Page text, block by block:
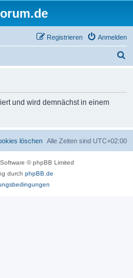
Anmelden
Registrieren
und wird demnächst in einem
Alle Zeiten sind UTC+02:00
löschen
© phpBB Limited
durch phpBB.de